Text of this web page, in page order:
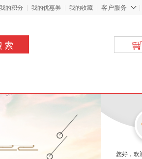
我的积分 我的优惠券 我的收藏 客户服务
索
您好，欢